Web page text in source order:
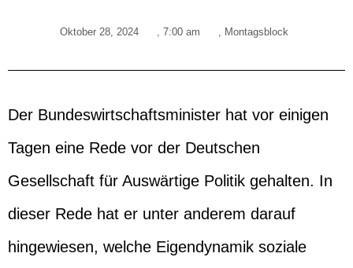
Oktober 28, 2024 , 7:00 am , Montagsblock
Der Bundeswirtschaftsminister hat vor einigen
Tagen eine Rede vor der Deutschen
Gesellschaft für Auswärtige Politik gehalten. In
dieser Rede hat er unter anderem darauf
hingewiesen, welche Eigendynamik soziale